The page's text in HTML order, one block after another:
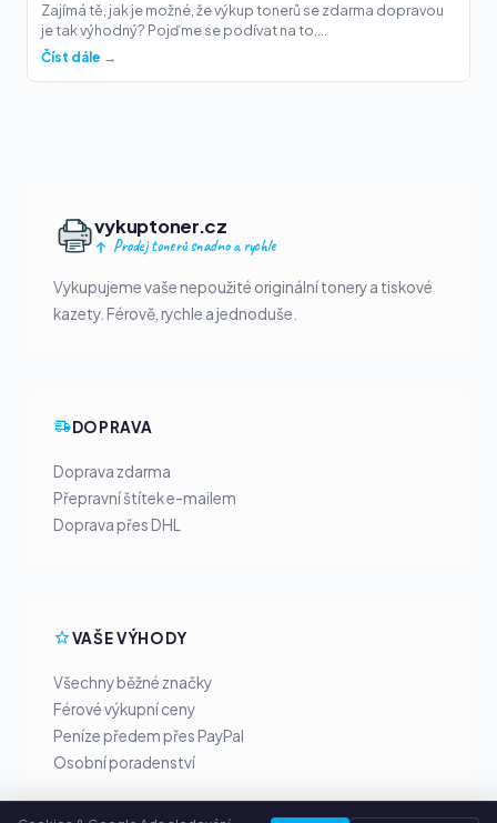
Zajímá tě, jak je možné, že výkup tonerů se zdarma dopravou
je tak výhodný? Pojďme se podívat na to,...
Číst dále →
vykuptoner.cz
Prodej tonerů snadno a rychle
Vykupujeme vaše nepoužité originální tonery a tiskové
kazety. Férově, rychle a jednoduše.
DOPRAVA
Doprava zdarma
Přepravní štítek e-mailem
Doprava přes DHL
VAŠE VÝHODY
Všechny běžné značky
Férové výkupní ceny
Peníze předem přes PayPal
Osobní poradenství